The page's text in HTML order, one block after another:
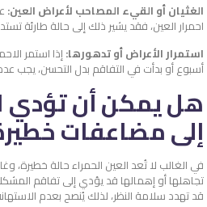
الغثيان أو القيء المصاحب لأعراض العين:
احمرار العين، فقد يشير ذلك إلى حالة طارئة
استمرار الأعراض أو تدهورها:إذا استمر
أسبوع أو بدأت في التفاقم بدل التحسن، يجب
هل يمكن أن تؤدي
إلى مضاعفات
في الغالب لا تُعد العين الحمراء حالة خطيرة،
تجاهلها أو إهمالها قد يؤدي إلى تفاقم
قد تهدد سلامة النظر، لذلك يُنصح بعدم الاستهانة